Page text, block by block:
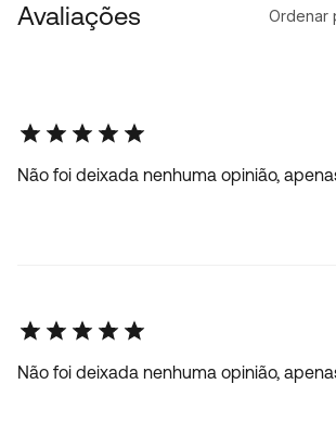
Avaliações Ordenar
Não foi deixada nenhuma opinião,
Não foi deixada nenhuma opinião,